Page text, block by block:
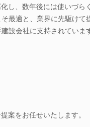
し、数年後には使いづら
最適と、業界に先駆けて
設会社に支持されていま
案をお任せいたします。